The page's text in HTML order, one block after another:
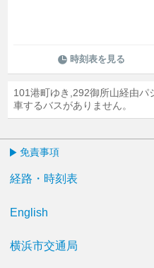
時刻表を見る
101港町ゆき,292御所山経由パ
車するバスがありません。
免責事項
経路・時刻表
English
横浜市交通局